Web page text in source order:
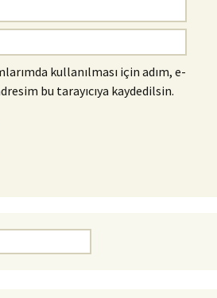
kullanılması için adım, e-
bu tarayıcıya kaydedilsin.